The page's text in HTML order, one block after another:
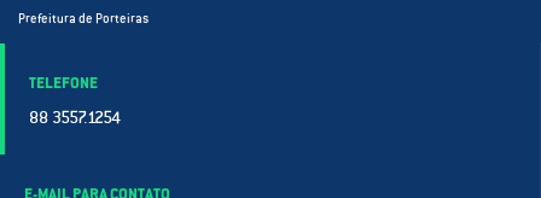
Prefeitura de Porteiras
TELEFONE
88 3557.1254
E-MAIL PARA CONTATO